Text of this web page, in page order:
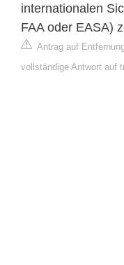
internationalen
FAA oder EASA)
Antrag auf
vollständige Antwort auf